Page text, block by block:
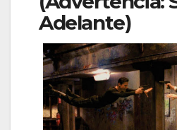
Adelante)